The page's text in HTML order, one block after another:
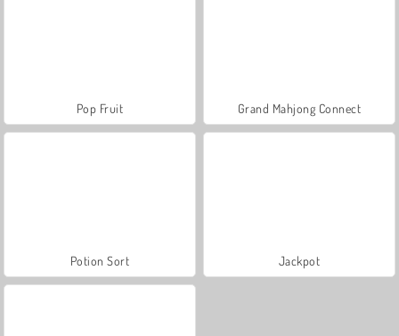
Pop Fruit Grand Mahjong Connect
Potion Sort Jackpot